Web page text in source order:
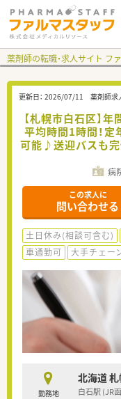
薬剤師の転職・求人サイト フ
更新日： 2026/07/11 薬剤師求
【札幌市白石区】
平均時間1時間！
可能♪送迎バスも完
病
この求人に
問い合わせる
土日休み(相談可含む)
車通勤可
大手チェー
勤務地
北海道
白石駅 (JR